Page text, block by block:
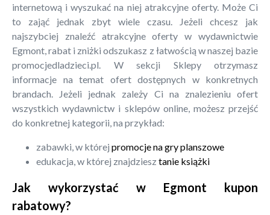
internetową i wyszukać na niej atrakcyjne oferty. Może Ci
to zająć jednak zbyt wiele czasu. Jeżeli chcesz jak
najszybciej znaleźć atrakcyjne oferty w wydawnictwie
Egmont, rabat i zniżki odszukasz z łatwością w naszej bazie
promocjedladzieci.pl. W sekcji Sklepy otrzymasz
informacje na temat ofert dostępnych w konkretnych
brandach. Jeżeli jednak zależy Ci na znalezieniu ofert
wszystkich wydawnictw i sklepów online, możesz przejść
do konkretnej kategorii, na przykład:
zabawki, w której promocje na gry planszowe
edukacja, w której znajdziesz tanie książki
Jak wykorzystać w Egmont kupon
rabatowy?